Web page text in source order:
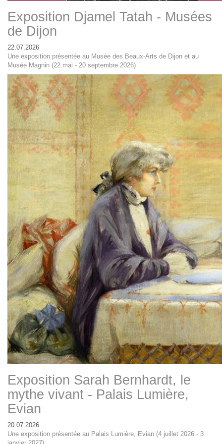
Exposition Djamel Tatah - Musées
de Dijon
22.07.2026
Une exposition présentée au Musée des Beaux-Arts de Dijon et au
Musée Magnin (22 mai - 20 septembre 2026)
Exposition Sarah Bernhardt, le
mythe vivant - Palais Lumière,
Evian
20.07.2026
Une exposition présentée au Palais Lumière, Evian (4 juillet 2026 - 3